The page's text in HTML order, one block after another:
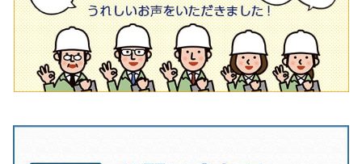
その他
230mm（9インチ）
205mm（8インチ）
230mm（9インチ）
180ｍｍ（7インチ）
205mm（8インチ）